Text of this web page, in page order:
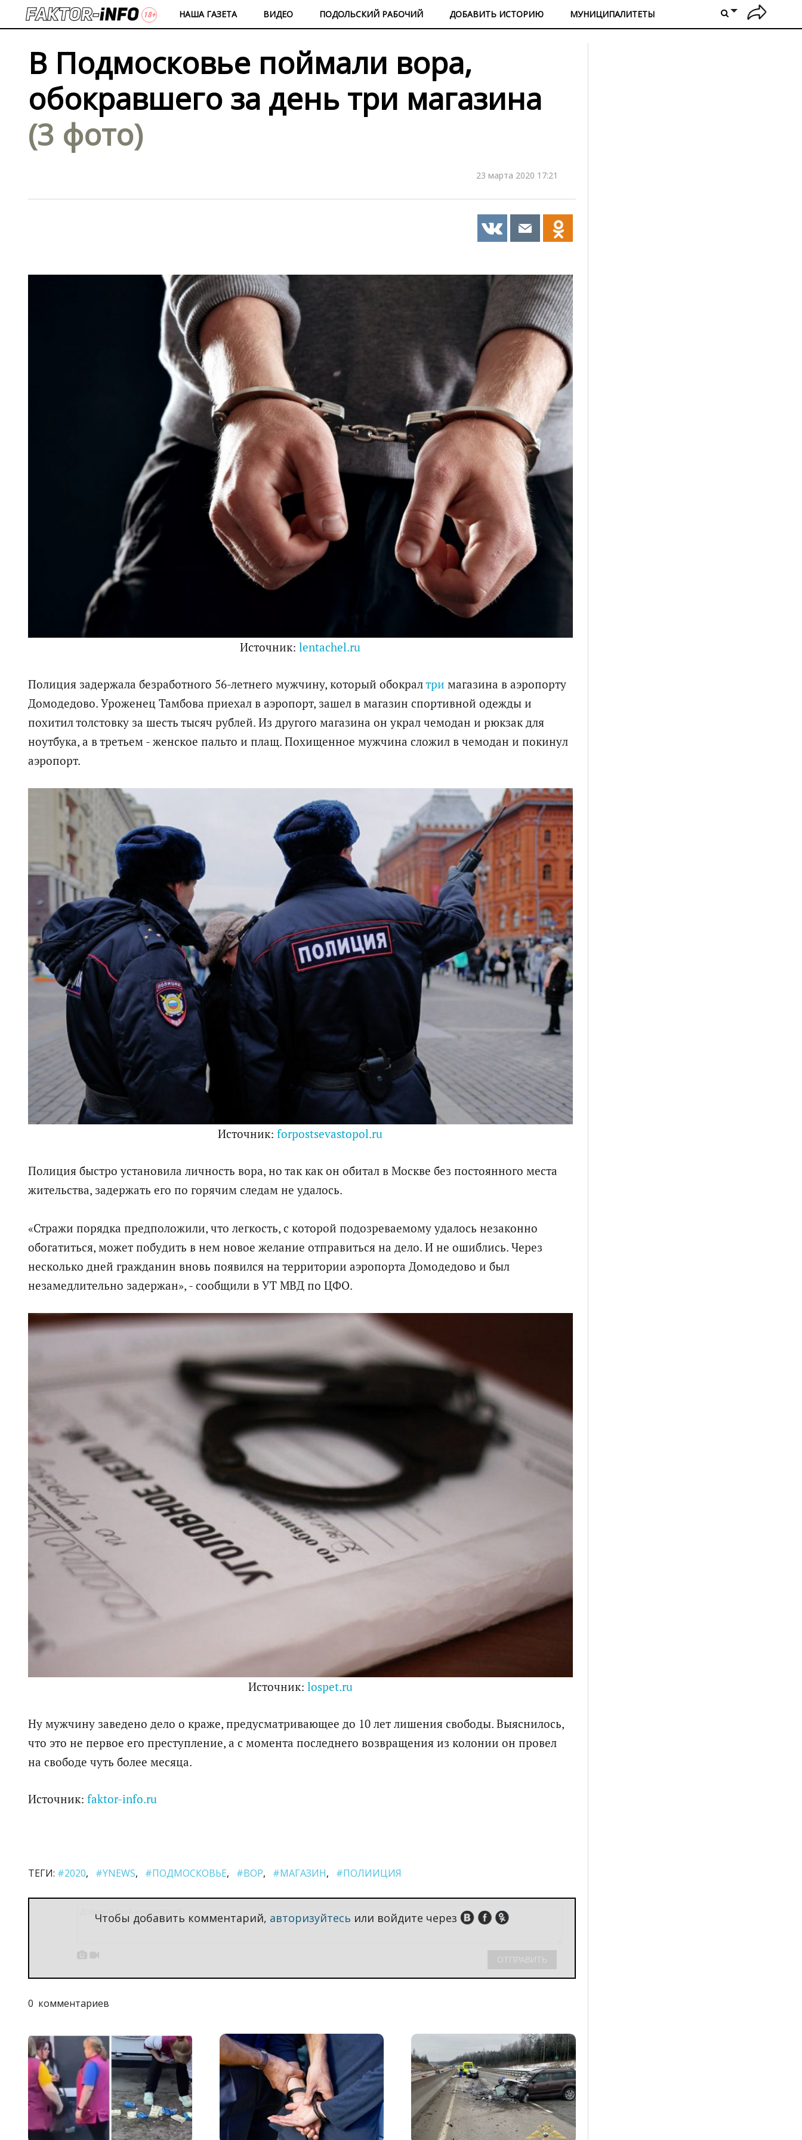
НАША ГАЗЕТА ВИДЕО ПОДОЛЬСКИЙ РАБОЧИЙ ДОБАВИТЬ ИСТОРИЮ МУНИЦИПАЛИТЕТЫ
В Подмосковье поймали вора,
обокравшего за день три магазина
(3 фото)
23 марта 2020 17:21
Источник:lentachel.ru
Полиция задержала безработного 56-летнего мужчину, который обокралтри магазина в аэропорту
Домодедово. Уроженец Тамбова приехал в аэропорт, зашел в магазин спортивной одежды и
похитил толстовку за шесть тысяч рублей. Из другого магазина он украл чемодан и рюкзак для
ноутбука, а в третьем - женское пальто и плащ. Похищенное мужчина сложил в чемодан и покинул
аэропорт.
Источник:forpostsevastopol.ru
Полиция быстро установила личность вора, но так как он обитал в Москве без постоянного места
жительства, задержать его по горячим следам не удалось.
«Стражи порядка предположили, что легкость, с которой подозреваемому удалось незаконно
обогатиться, может побудить в нем новое желание отправиться на дело. И не ошиблись. Через
несколько дней гражданин вновь появился на территории аэропорта Домодедово и был
незамедлительно задержан», - сообщили в УТ МВД по ЦФО.
Источник: lospet.ru
Ну мужчину заведено дело о краже, предусматривающее до 10 лет лишения свободы. Выяснилось,
что это не первое его преступление, а с момента последнего возвращения из колонии он провел
на свободе чуть более месяца.
Источник: faktor-info.ru
ТЕГИ: #2020 #YNEWS #ПОДМОСКОВЬЕ #ВОР #МАГАЗИН #ПОЛИИЦИЯ
Чтобы добавить комментарий, авторизуйтесь или войдите через
 
0 комментариев